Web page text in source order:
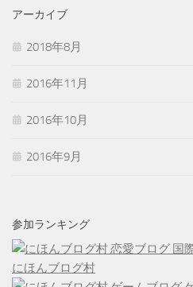
アーカイブ
2018年8月
2016年11月
2016年10月
2016年9月
参加ランキング
にほんブログ村